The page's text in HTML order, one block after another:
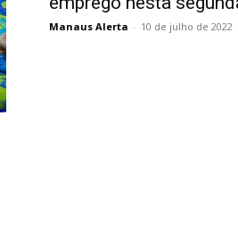
Manaus Alerta - 10 de julho de 2022